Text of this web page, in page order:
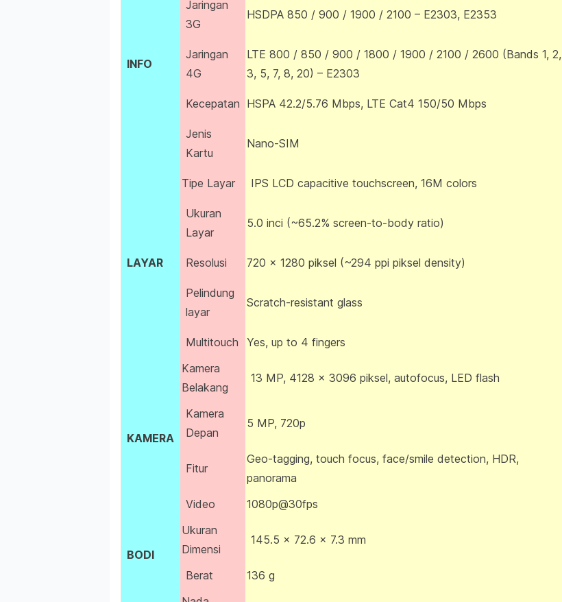
INFO
Jaringan
3G
HSDPA 850 / 900 / 1900 / 2100 – E2303, E2353
Jaringan
4G
LTE 800 / 850 / 900 / 1800 / 1900 / 2100 / 2600 (Bands 1, 2,
3, 5, 7, 8, 20) – E2303
Kecepatan HSPA 42.2/5.76 Mbps, LTE Cat4 150/50 Mbps
Jenis
Kartu
Nano-SIM
LAYAR
Tipe Layar IPS LCD capacitive touchscreen, 16M colors
Ukuran
Layar
5.0 inci (~65.2% screen-to-body ratio)
Resolusi 720 x 1280 piksel (~294 ppi piksel density)
Pelindung
layar
Scratch-resistant glass
Multitouch Yes, up to 4 fingers
KAMERA
Kamera
Belakang
13 MP, 4128 x 3096 piksel, autofocus, LED flash
Kamera
Depan
5 MP, 720p
Fitur
Geo-tagging, touch focus, face/smile detection, HDR,
panorama
Video
1080p@30fps
BODI
Ukuran
Dimensi
145.5 x 72.6 x 7.3 mm
Berat 136 g